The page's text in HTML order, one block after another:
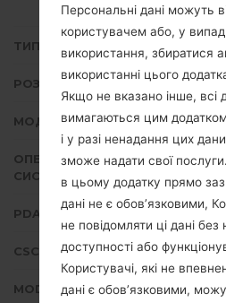
ТИП ПРОШИВКИ
РОЗМІР ФАЙЛУ
МОДЕЛЬ
ОПЕРАЦІЙНА
СИСТЕМА
PDA/AP ВЕРСІЯ
CSC ВЕРСІЯ
MODEM/CP ВЕРСІЯ
Персональні дані можуть
користувачем або, у
використання, збиратися
використанні цього
Якщо не вказано інше, всі
вимагаються цим
і у разі ненадання цих
зможе надати свої
в цьому додатку прямо
дані не є обов’язковими,
не повідомляти ці дані без
доступності або
Користувачі, які не
дані є обов’язковими,